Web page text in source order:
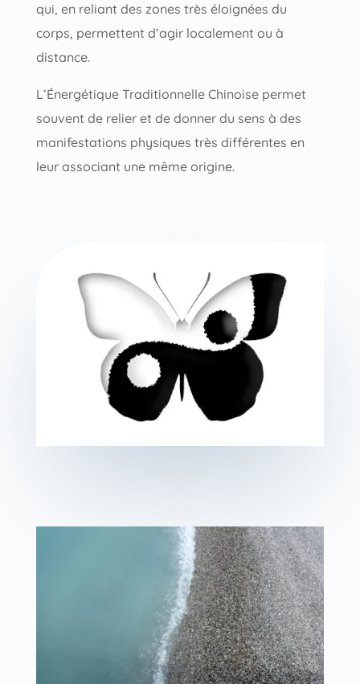
qui, en reliant des zones très éloignées du
corps, permettent d’agir localement ou à
distance.
L’Énergétique Traditionnelle Chinoise permet
souvent de relier et de donner du sens à des
manifestations physiques très différentes en
leur associant une même origine.